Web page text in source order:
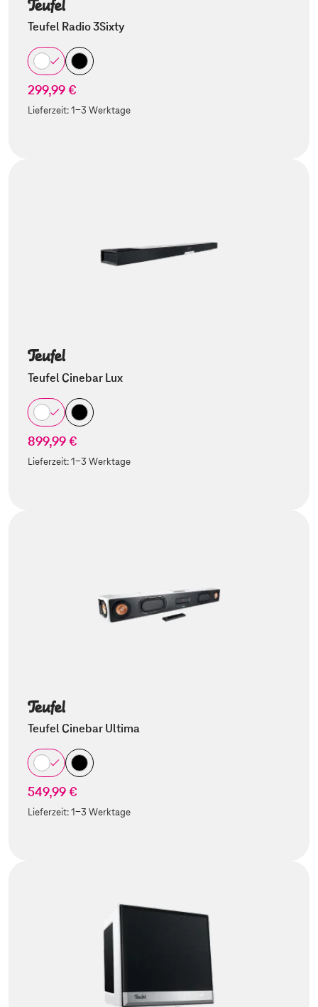
Teufel Radio 3Sixty
299,99 €
Lieferzeit:1-3 Werktage
Teufel Cinebar Lux
899,99 €
Lieferzeit:1-3 Werktage
Teufel Cinebar Ultima
549,99 €
Lieferzeit:1-3 Werktage